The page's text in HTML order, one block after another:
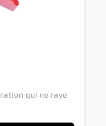
qui ne raye